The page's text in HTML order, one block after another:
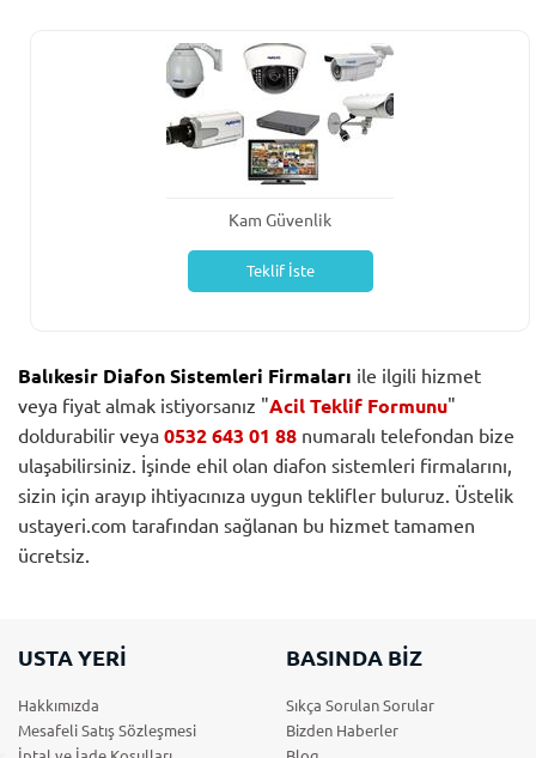
Kam Güvenlik
Teklif İste
Balıkesir Diafon Sistemleri Firmaları ile ilgili hizmet
veya fiyat almak istiyorsanız "Acil Teklif Formunu"
doldurabilir veya 0532 643 01 88 numaralı telefondan bize
ulaşabilirsiniz. İşinde ehil olan diafon sistemleri firmalarını,
sizin için arayıp ihtiyacınıza uygun teklifler buluruz. Üstelik
ustayeri.com tarafından sağlanan bu hizmet tamamen
ücretsiz.
USTA YERİ
Hakkımızda
Mesafeli Satış Sözleşmesi
BASINDA BİZ
Sıkça Sorulan Sorular
Bizden Haberler